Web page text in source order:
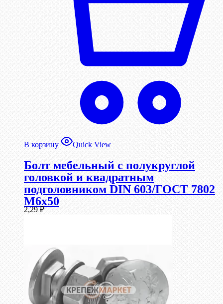
В корзину Quick View
Болт мебельный с полукруглой
головкой и квадратным
подголовником DIN 603/ГОСТ 7802
М6х50
2,29₽